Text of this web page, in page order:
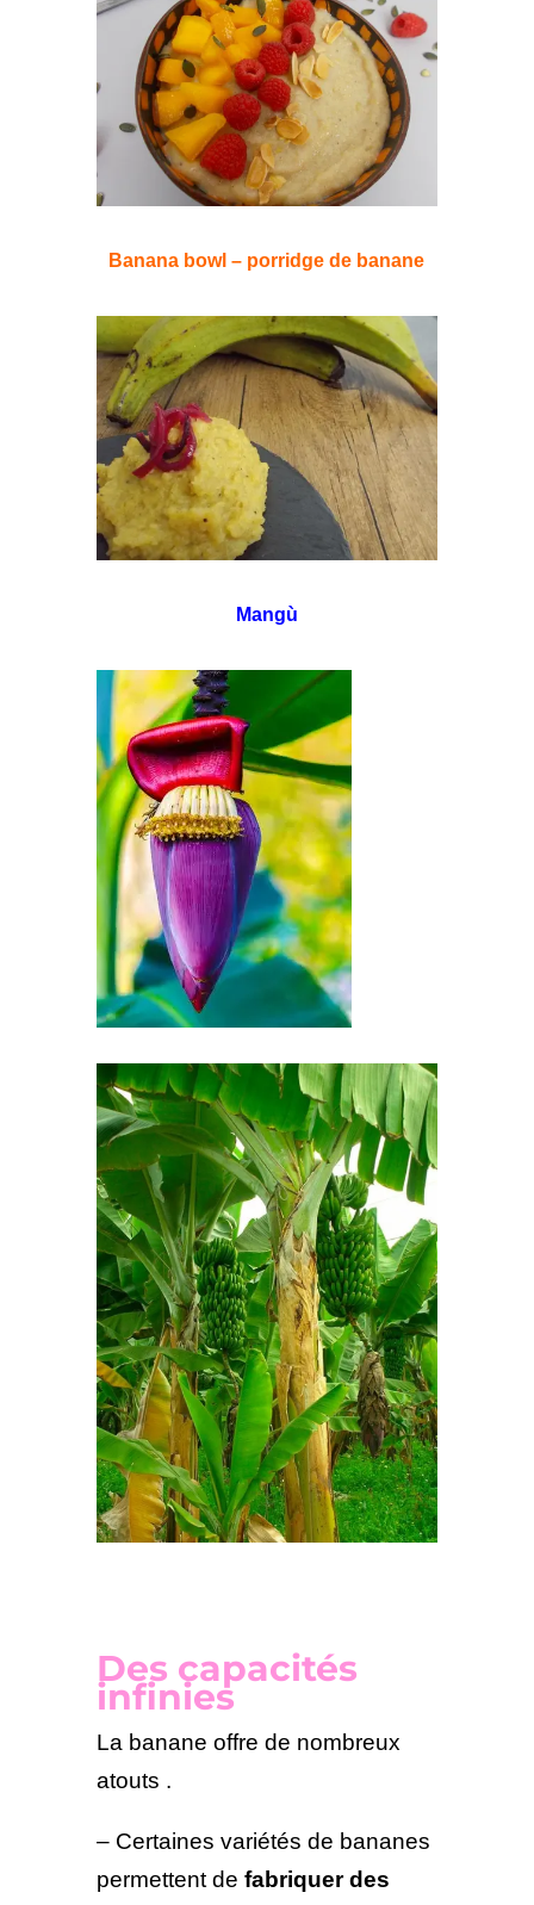
Banana bowl – porridge de banane
Mangù
Des capacités
infinies
La banane offre de nombreux
atouts .
– Certaines variétés de bananes
permettent de fabriquer des